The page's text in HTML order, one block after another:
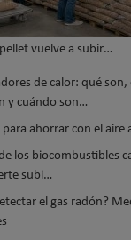
vuelve a subir…
de calor: qué son,
y cuándo son…
para ahorrar con el aire
los biocombustibles
subi…
el gas radón?